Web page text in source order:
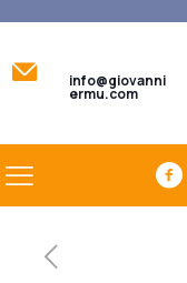
info@giovanni
ermu.com